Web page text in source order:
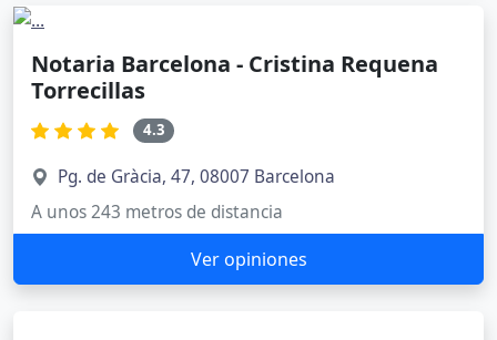
Notaria Barcelona - Cristina Requena
Torrecillas
4.3
Pg. de Gràcia, 47, 08007 Barcelona
A unos 243 metros de distancia
Ver opiniones